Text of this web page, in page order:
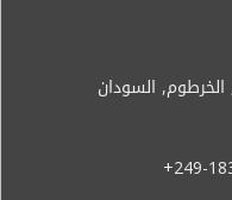
+249-